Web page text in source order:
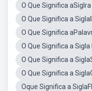
O Que Significa
O Que Significa a
O Que Significa
O Que Significa a Sigla
O Que Significa a
O Que Significa a
Oque Significa a